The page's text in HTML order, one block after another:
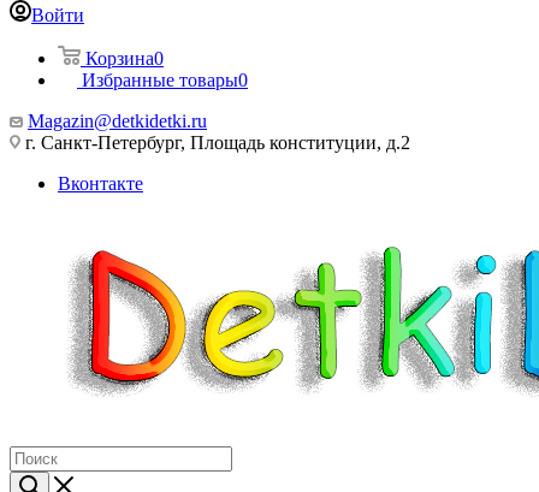
Войти
Корзина0
Избранные товары0
Magazin@detkidetki.ru
г. Санкт-Петербург, Площадь конституции, д.2
Вконтакте